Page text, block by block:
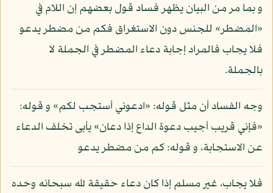
و بما مر من البيان يظهر فساد قول بعضهم إن اللام في
«المضطر» للجنس دون الاستغراق فكم من مضطر يدعو
فلا يجاب فالمراد إجابة دعاء المضطر في الجملة لا
بالجملة.
وجه الفساد أن مثل قوله: «ادعوني أستجب لكم» و قوله:
«فإني قريب أجيب دعوة الداع إذا دعان» يأبى تخلف الدعاء
عن الاستجابة، و قوله: كم من مضطر يدعو
فلا يجاب، غير مسلم إذا كان دعاء حقيقة لله سبحانه وحده